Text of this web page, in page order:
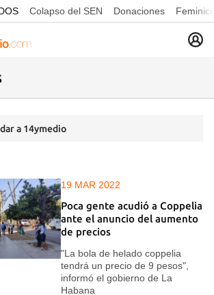
Colapso del SEN Donaciones
a 14ymedio
19 MAR 2022
Poca gente acudió a Coppelia
ante el anuncio del aumento
de precios
"La bola de helado coppelia
tendrá un precio de 9 pesos",
informó el gobierno de La
Habana